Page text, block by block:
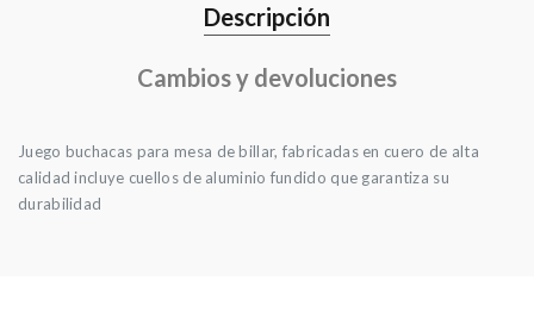
Descripción
Cambios y devoluciones
Juego buchacas para mesa de billar, fabricadas en cuero de alta
calidad incluye cuellos de aluminio fundido que garantiza su
durabilidad